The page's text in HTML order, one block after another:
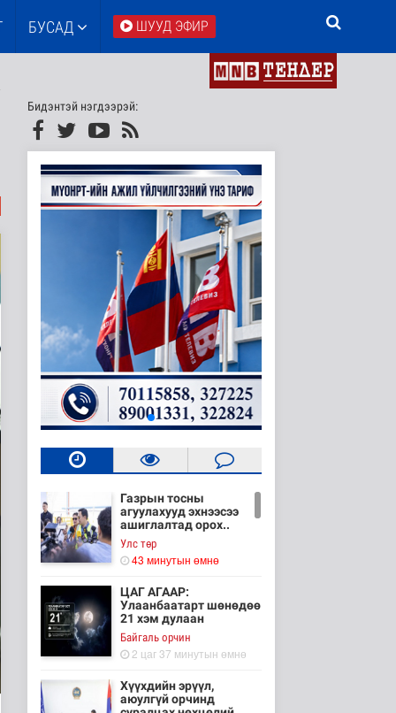
БУСАД ШУУД ЭФИР
Бидэнтэй нэгдээрэй:
Газрын тосны
агуулахууд эхнээсээ
ашиглалтад орох..
Улс төр
43 минутын өмнө
ЦАГ АГААР:
Улаанбаатарт шөнөдөө
21 хэм дулаан
Байгаль орчин
2 цаг 37 минутын өмнө
Хүүхдийн эрүүл,
аюулгүй орчинд